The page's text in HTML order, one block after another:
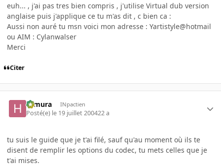
euh... , j'ai pas tres bien compris , j'utilise Virtual dub version
anglaise puis j'applique ce tu m'as dit , c bien ca :
Aussi non auré tu msn voici mon adresse : Yartistyle@hotmail
ou AIM : Cylanwalser
Merci
Citer
Himura INpactien
Posté(e) le 19 juillet 200422 a
tu suis le guide que je t'ai filé, sauf qu'au moment où ils te
disent de remplir les options du codec, tu mets celles que je
t'ai mises.